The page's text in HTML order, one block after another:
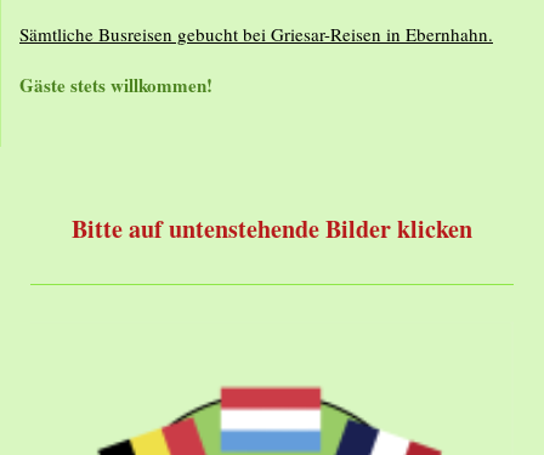
Sämtliche Busreisen gebucht bei Griesar-Reisen in Ebernhahn.
Gäste stets willkommen!
Bitte auf untenstehende Bilder klicken